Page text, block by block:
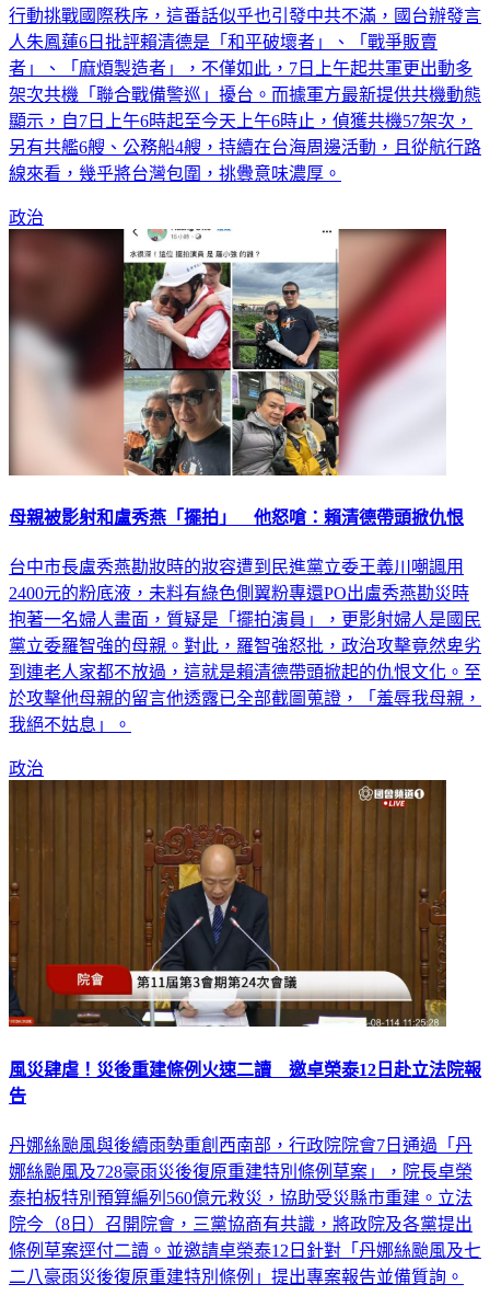
行動挑戰國際秩序，這番話似乎也引發中共不滿，國台辦發言
人朱鳳蓮6日批評賴清德是「和平破壞者」、「戰爭販賣
者」、「麻煩製造者」，不僅如此，7日上午起共軍更出動多
架次共機「聯合戰備警巡」擾台。而據軍方最新提供共機動態
顯示，自7日上午6時起至今天上午6時止，偵獲共機57架次，
另有共艦6艘、公務船4艘，持續在台海周邊活動，且從航行路
線來看，幾乎將台灣包圍，挑釁意味濃厚。
政治
母親被影射和盧秀燕「擺拍」 他怒嗆：賴清德帶頭掀仇恨
台中市長盧秀燕勘妝時的妝容遭到民進黨立委王義川嘲諷用
2400元的粉底液，未料有綠色側翼粉專還PO出盧秀燕勘災時
抱著一名婦人畫面，質疑是「擺拍演員」，更影射婦人是國民
黨立委羅智強的母親。對此，羅智強怒批，政治攻擊竟然卑劣
到連老人家都不放過，這就是賴清德帶頭掀起的仇恨文化。至
於攻擊他母親的留言他透露已全部截圖蒐證，「羞辱我母親，
我絕不姑息」。
政治
風災肆虐！災後重建條例火速二讀 邀卓榮泰12日赴立法院報
告
丹娜絲颱風與後續雨勢重創西南部，行政院院會7日通過「丹
娜絲颱風及728豪雨災後復原重建特別條例草案」，院長卓榮
泰拍板特別預算編列560億元救災，協助受災縣市重建。立法
院今（8日）召開院會，三黨協商有共識，將政院及各黨提出
條例草案逕付二讀。並邀請卓榮泰12日針對「丹娜絲颱風及七
二八豪雨災後復原重建特別條例」提出專案報告並備質詢。